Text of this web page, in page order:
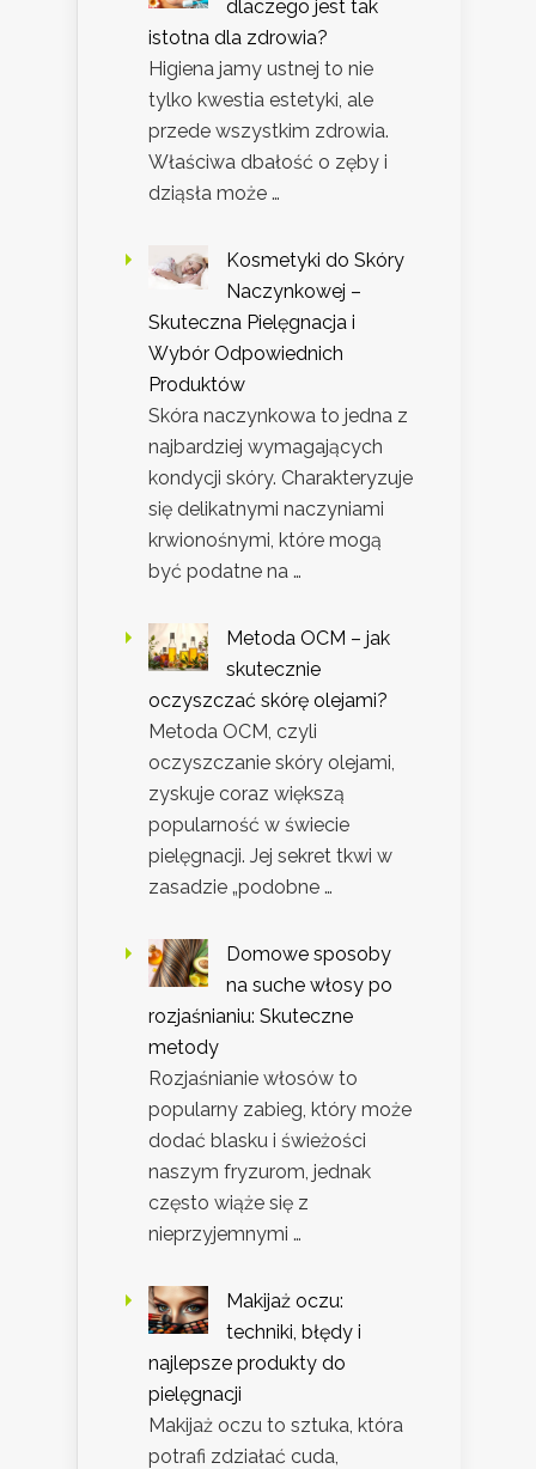
dlaczego jest tak
istotna dla zdrowia?
Higiena jamy ustnej to nie
tylko kwestia estetyki, ale
przede wszystkim zdrowia.
Właściwa dbałość o zęby i
dziąsła może …
Kosmetyki do Skóry
Naczynkowej –
Skuteczna Pielęgnacja i
Wybór Odpowiednich
Produktów
Skóra naczynkowa to jedna z
najbardziej wymagających
kondycji skóry. Charakteryzuje
się delikatnymi naczyniami
krwionośnymi, które mogą
być podatne na …
Metoda OCM – jak
skutecznie
oczyszczać skórę olejami?
Metoda OCM, czyli
oczyszczanie skóry olejami,
zyskuje coraz większą
popularność w świecie
pielęgnacji. Jej sekret tkwi w
zasadzie „podobne …
Domowe sposoby
na suche włosy po
rozjaśnianiu: Skuteczne
metody
Rozjaśnianie włosów to
popularny zabieg, który może
dodać blasku i świeżości
naszym fryzurom, jednak
często wiąże się z
nieprzyjemnymi …
Makijaż oczu:
techniki, błędy i
najlepsze produkty do
pielęgnacji
Makijaż oczu to sztuka, która
potrafi zdziałać cuda,